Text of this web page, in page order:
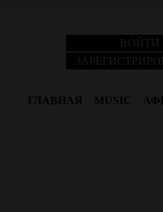
ВОЙТИ
ГЛАВНАЯ MUSIC